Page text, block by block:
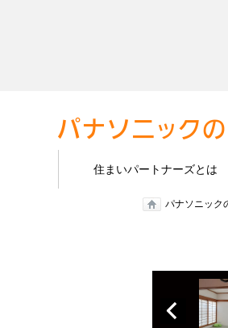
住まいパートナーズとは
パナソニック